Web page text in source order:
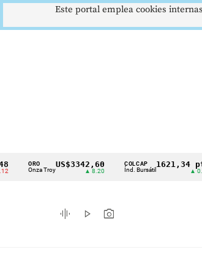
Cintillo
indicadores
económicos
ORO
Onza Troy
US$3342,60 COLCAP
Índ. Bursátil
1621,34 pts
graphic_eq play_arrow photo_camera
Este portal emplea cookies